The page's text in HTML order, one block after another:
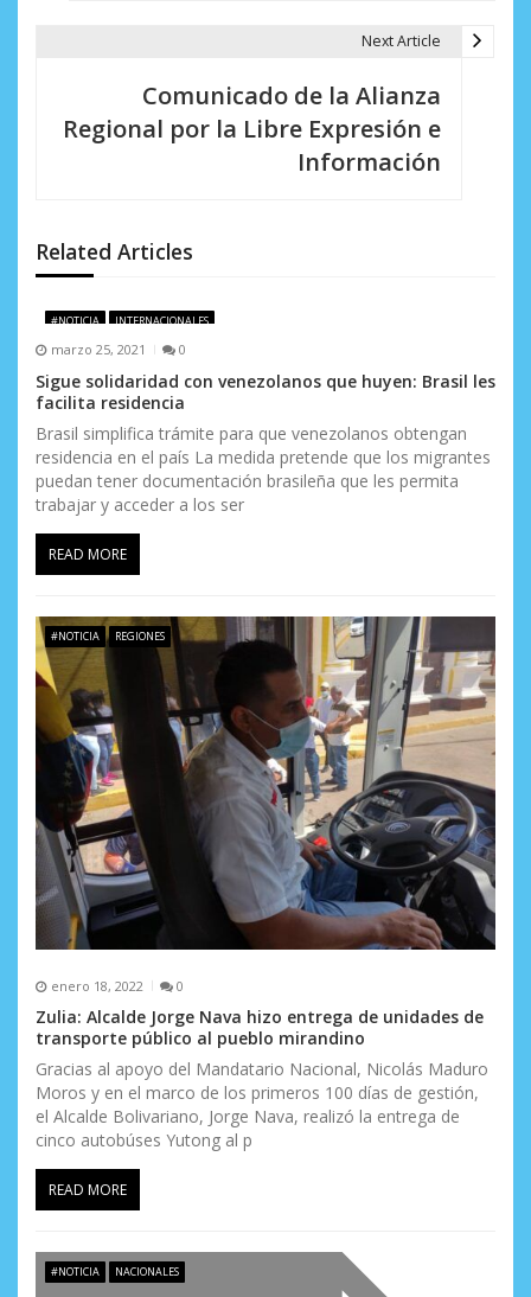
d
e
n
t
r
a
d
s
Next Article
Comunicado de la Alianza
Regional por la Libre Expresión e
Información
Related Articles
#NOTICIA INTERNACIONALES
marzo 25, 2021 0
Sigue solidaridad con venezolanos que huyen: Brasil les
facilita residencia
Brasil simplifica trámite para que venezolanos obtengan
residencia en el país La medida pretende que los migrantes
puedan tener documentación brasileña que les permita
trabajar y acceder a los ser
READ MORE
#NOTICIA REGIONES
enero 18, 2022 0
Zulia: Alcalde Jorge Nava hizo entrega de unidades de
transporte público al pueblo mirandino
Gracias al apoyo del Mandatario Nacional, Nicolás Maduro
Moros y en el marco de los primeros 100 días de gestión,
el Alcalde Bolivariano, Jorge Nava, realizó la entrega de
cinco autobúses Yutong al p
READ MORE
#NOTICIA NACIONALES